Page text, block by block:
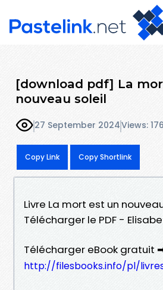
[download pdf] La
nouveau soleil
27 September 2024Views: 176
Copy Link Copy Shortlink
Livre La mort est un
Télécharger le PDF -
Télécharger eBook gratuit
http://filesbooks.info/pl/